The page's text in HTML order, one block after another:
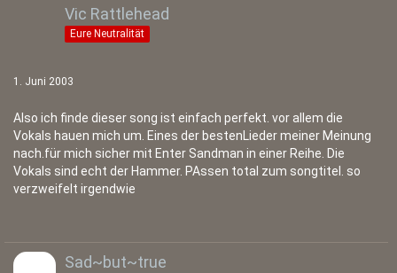
Vic Rattlehead
Eure Neutralität
1. Juni 2003
Also ich finde dieser song ist einfach perfekt. vor allem die
Vokals hauen mich um. Eines der bestenLieder meiner Meinung
nach.für mich sicher mit Enter Sandman in einer Reihe. Die
Vokals sind echt der Hammer. PAssen total zum songtitel. so
verzweifelt irgendwie
Sad~but~true